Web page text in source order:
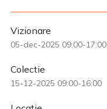
Vizionare
05-dec-2025 09:00-17:00
Colectie
15-12-2025 09:00-16:00